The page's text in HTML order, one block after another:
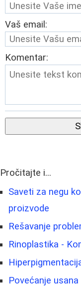
Vaš email:
Komentar:
Pročitajte i...
Saveti za negu
proizvode
Rešavanje
Rinoplastika -
Povećanje